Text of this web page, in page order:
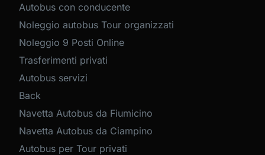
Autobus con conducente
Noleggio autobus Tour organizzati
Noleggio 9 Posti Online
Trasferimenti privati
Autobus servizi
Back
Navetta Autobus da Fiumicino
Navetta Autobus da Ciampino
Autobus per Tour privati